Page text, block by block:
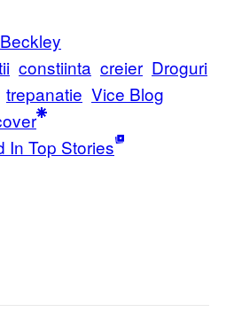
Beckley
constiinta creier Droguri
trepanatie Vice Blog
In Top Stories